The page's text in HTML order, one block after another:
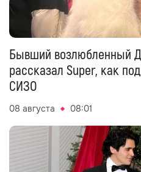
Бывший возлюбленный
рассказал Super, как
СИЗО
08 августа 08:01